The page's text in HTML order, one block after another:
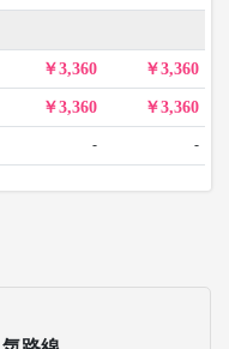
3,360 3,360
3,360 3,360
- -